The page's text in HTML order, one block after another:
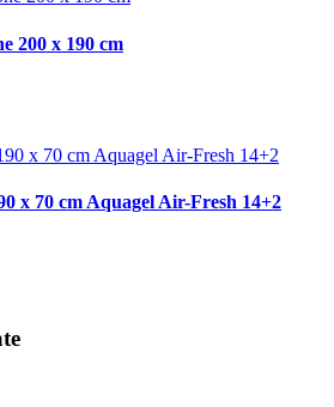
200 x 190 cm
x 70 cm Aquagel Air-Fresh 14+2